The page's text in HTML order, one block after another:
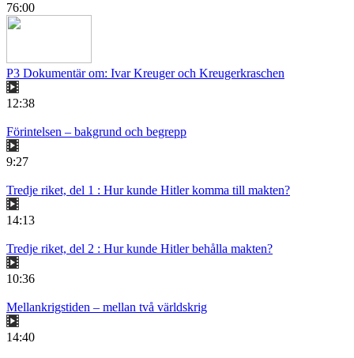
76:00
P3 Dokumentär om: Ivar Kreuger och Kreugerkraschen
12:38
Förintelsen – bakgrund och begrepp
9:27
Tredje riket, del 1 : Hur kunde Hitler komma till makten?
14:13
Tredje riket, del 2 : Hur kunde Hitler behålla makten?
10:36
Mellankrigstiden – mellan två världskrig
14:40